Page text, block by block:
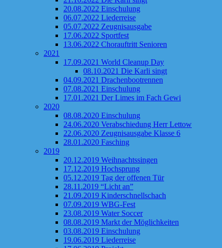
20.08.2022 Einschulung
06.07.2022 Liederreise
05.07.2022 Zeugnisausgabe
17.06.2022 Sportfest
13.06.2022 Chorauftritt Senioren
2021
17.09.2021 World Cleanup Day
08.10.2021 Die Karli singt
04.09.2021 Drachenbootrennen
07.08.2021 Einschulung
17.01.2021 Der Limes im Fach Gewi
2020
08.08.2020 Einschulung
24.06.2020 Verabschiedung Herr Lettow
22.06.2020 Zeugnisausgabe Klasse 6
28.01.2020 Fasching
2019
20.12.2019 Weihnachtssingen
17.12.2019 Hochsprung
05.12.2019 Tag der offenen Tür
28.11.2019 “Licht an”
21.09.2019 Kinderschnellschach
07.09.2019 WBG-Fest
23.08.2019 Water Soccer
08.08.2019 Markt der Möglichkeiten
03.08.2019 Einschulung
19.06.2019 Liederreise